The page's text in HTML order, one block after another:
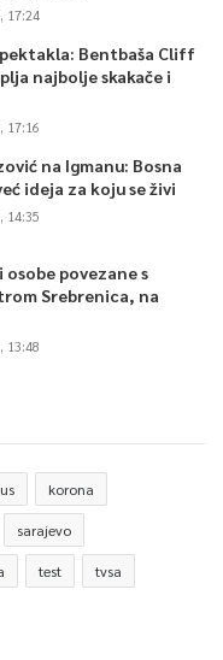
17:24
Bentbaša Cliff
najbolje skakače i
17:16
na Igmanu: Bosna
ideja za koju se živi
14:35
osobe povezane s
Srebrenica, na
13:48
korona
sarajevo
test tvsa